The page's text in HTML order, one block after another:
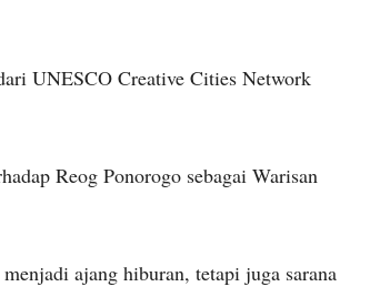
UNESCO Creative Cities Network
Reog Ponorogo sebagai Warisan
ajang hiburan, tetapi juga sarana